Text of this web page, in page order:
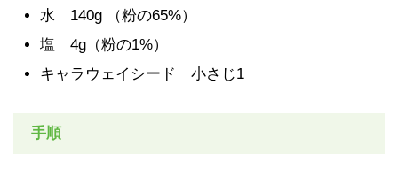
水 140g （粉の65%）
塩 4g（粉の1%）
キャラウェイシード 小さじ1
手順